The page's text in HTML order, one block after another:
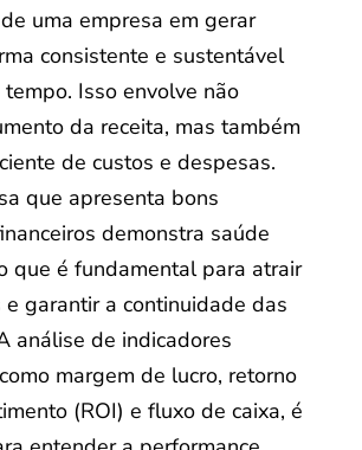
uma empresa em gerar
consistente e sustentável
Isso envolve não
da receita, mas também
de custos e despesas.
que apresenta bons
demonstra saúde
que é fundamental para atrair
e garantir a continuidade das
análise de indicadores
margem de lucro, retorno
(ROI) e fluxo de caixa, é